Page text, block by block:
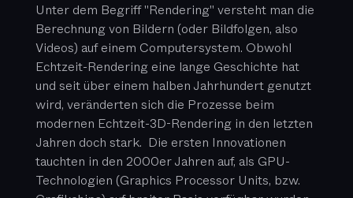
Unter dem Begriff "Rendering" versteht man die
Berechnung von Bildern (oder Bildfolgen, also
Videos) auf einem Computersystem. Obwohl
Echtzeit-Rendering eine lange Geschichte hat
und seit über einem halben Jahrhundert genutzt
wird, veränderten sich die Prozesse beim
modernen Echtzeit-3D-Rendering in den letzten
Jahren doch stark. Die ersten Innovationen
tauchten in den 2000er Jahren auf, als GPU-
Technologien (Graphics Processor Units, bzw.